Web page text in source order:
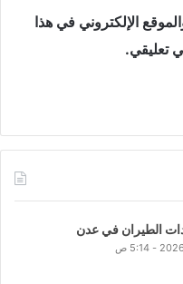
الإلكتروني في هذا
تعليقي.
الطيران في عدن